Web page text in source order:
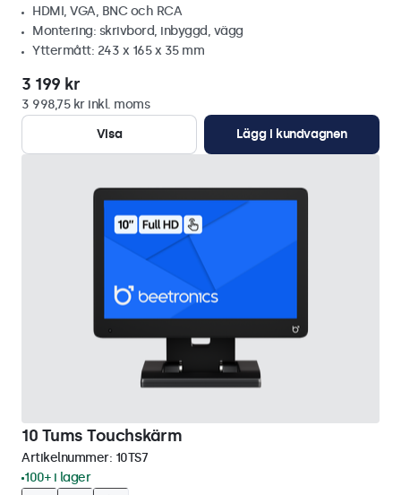
HDMI, VGA, BNC och RCA
Montering: skrivbord, inbyggd, vägg
Yttermått: 243 x 165 x 35 mm
3 199 kr
3 998,75 kr inkl. moms
Visa
Lägg i kundvagnen
10 Tums Touchskärm
Artikelnummer: 10TS7
100+ i lager